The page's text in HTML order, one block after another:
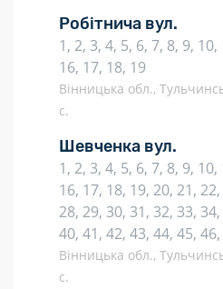
Робітнича вул.
1, 2, 3, 4, 5, 6, 7, 8, 9,
16, 17, 18, 19
Вінницька обл.,
с.
Шевченка вул.
1, 2, 3, 4, 5, 6, 7, 8, 9,
16, 17, 18, 19, 20, 21,
28, 29, 30, 31, 32, 33,
40, 41, 42, 43, 44, 45,
Вінницька обл.,
с.